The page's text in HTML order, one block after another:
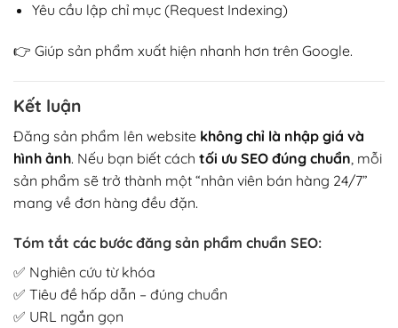
Yêu cầu lập chỉ mục (Request Indexing)
👉 Giúp sản phẩm xuất hiện nhanh hơn trên Google.
Kết luận
Đăng sản phẩm lên website không chỉ là nhập giá và
hình ảnh. Nếu bạn biết cách tối ưu SEO đúng chuẩn , mỗi
sản phẩm sẽ trở thành một “nhân viên bán hàng 24/7”
mang về đơn hàng đều đặn.
Tóm tắt các bước đăng sản phẩm chuẩn SEO:
✅ Nghiên cứu từ khóa
✅ Tiêu đề hấp dẫn – đúng chuẩn
✅ URL ngắn gọn